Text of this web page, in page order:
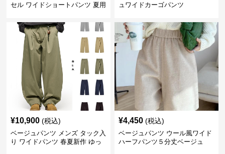
セル ワイドショートパンツ 夏用
ュワイドカーゴパンツ
¥10,900 (税込)
ベージュパンツ メンズ タック入
り ワイドパンツ 春夏新作 ゆっ
¥4,450 (税込)
ベージュパンツ ウール風ワイド
ハーフパンツ５分丈ベージュ